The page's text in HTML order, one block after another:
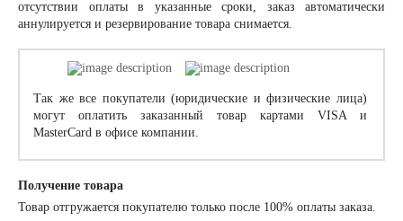
отсутствии оплаты в указанные сроки, заказ автоматически
аннулируется и резервирование товара снимается.
Так же все покупатели (юридические и физические лица)
могут оплатить заказанный товар картами VISA и
MasterCard в офисе компании.
Получение товара
Товар отгружается покупателю только после 100% оплаты заказа.